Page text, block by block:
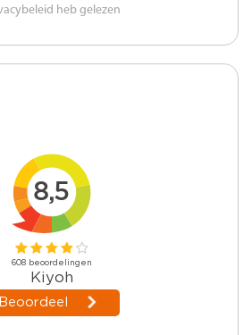
heb gelezen